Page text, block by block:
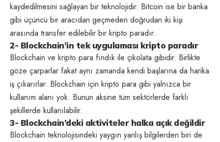
kaydedilmesini sağlayan bir teknolojidir. Bitcoin ise bir banka
gibi üçüncü bir aracıdan geçmeden doğrudan iki kişi
arasında transfer edilebilir bir kripto paradır.
2- Blockchain’in tek uygulaması kripto paradır
Blockchain ve kripto para fındık ile çikolata gibidir. Birlikte
göze çarparlar fakat aynı zamanda kendi başlarına da harika
iş çıkarırlar. Blockchain için kripto para gibi yalnızca bir
kullanım alanı yok. Bunun aksine tüm sektörlerde farklı
şekillerde kullanılabilir.
3- Blockchain’deki aktiviteler halka açık değildir
Blockchain teknolojisindeki yaygın yanlış bilgilerden biri de